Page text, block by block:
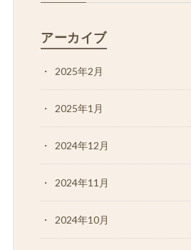
アーカイブ
2025年2月
2025年1月
2024年12月
2024年11月
2024年10月